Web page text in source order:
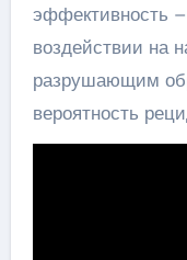
эффективность
воздействии на
разрушающим
вероятность